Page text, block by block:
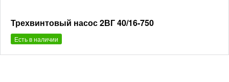
Трехвинтовый насос 2ВГ 40/16-750
Есть в наличии